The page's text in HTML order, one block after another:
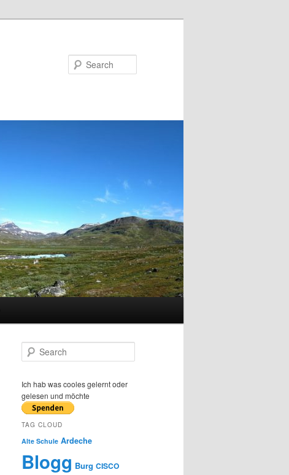
e
r
c
h
Ich hab was cooles gelernt oder
gelesen und möchte
TAG CLOUD
Alte Schule Ardeche
Blogg Burg CISCO